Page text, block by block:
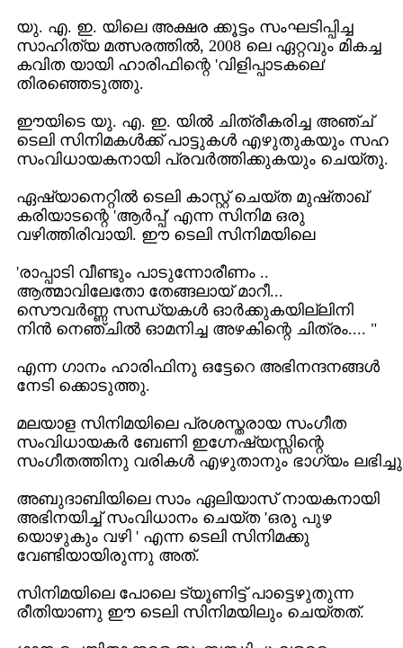
യു. എ. ഇ. യിലെ അക്ഷര ക്കൂട്ടം സംഘടിപ്പിച്ച
സാഹിത്യ മത്സരത്തില്‍, 2008 ലെ ഏറ്റവും മികച്ച
കവിത യായി ഹാരിഫിന്റെ 'വിളിപ്പാടകലെ'
തിരഞ്ഞെടുത്തു.
ഈയിടെ യു. എ. ഇ. യില്‍ ചിത്രീകരിച്ച അഞ്ച്
ടെലി സിനിമകള്‍ക്ക് പാട്ടുകള്‍ എഴുതുകയും സഹ
സംവിധായകനായി പ്രവര്‍ത്തിക്കുകയും ചെയ്തു.
ഏഷ്യാനെറ്റില്‍ ടെലി കാസ്റ്റ് ചെയ്ത മുഷ്താഖ്
കരിയാടന്റെ 'ആര്‍പ്പ്' എന്ന സിനിമ ഒരു
വഴിത്തിരിവായി. ഈ ടെലി സിനിമയിലെ
'രാപ്പാടി വീണ്ടും പാടുന്നോരീണം ..
ആത്മാവിലേതോ തേങ്ങലായ് മാറീ...
സൌവര്‍ണ്ണ സന്ധ്യകള്‍ ഓര്‍ക്കുകയില്ലിനി
നിന്‍ നെഞ്ചില്‍ ഓമനിച്ച അഴകിന്റെ ചിത്രം.... "
എന്ന ഗാനം ഹാരിഫിനു ഒട്ടേറെ അഭിനന്ദനങ്ങള്‍
നേടി ക്കൊടുത്തു.
മലയാള സിനിമയിലെ പ്രശസ്തരായ സംഗീത
സംവിധായകര്‍ ബേണി ഇഗ്നേഷ്യസ്സിന്റെ
സംഗീതത്തിനു വരികള്‍ എഴുതാനും ഭാഗ്യം
അബുദാബിയിലെ സാം ഏലിയാസ് നായകനായി
അഭിനയിച്ച് സംവിധാനം ചെയ്ത 'ഒരു പുഴ
യൊഴുകും വഴി ' എന്ന ടെലി സിനിമക്കു
വേണ്ടിയായിരുന്നു അത്.
സിനിമയിലെ പോലെ ട്യൂണിട്ട് പാട്ടെഴുതുന്ന
രീതിയാണു ഈ ടെലി സിനിമയിലും ചെയ്തത്.